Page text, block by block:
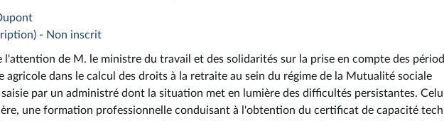
- Non inscrit
de M. le ministre du travail et des solidarités sur la prise en compte des
dans le calcul des droits à la retraite au sein du régime de la Mutualité sociale
saisie par un administré dont la situation met en lumière des difficultés persistantes.
une formation professionnelle conduisant à l'obtention du certificat de capacité